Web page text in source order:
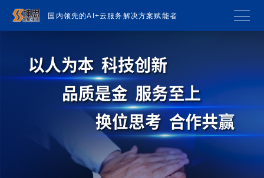
国内领先的AI+云服务解决方案赋能者